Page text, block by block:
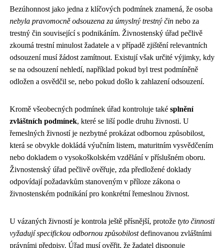
Bezúhonnost jako jedna z klíčových podmínek znamená, že osoba
nebyla pravomocně odsouzena za úmyslný trestný čin nebo za
trestný čin související s podnikáním. Živnostenský úřad pečlivě
zkoumá trestní minulost žadatele a v případě zjištění relevantních
odsouzení musí žádost zamítnout. Existují však určité výjimky, kdy
se na odsouzení nehledí, například pokud byl trest podmíněně
odložen a osvědčil se, nebo pokud došlo k zahlazení odsouzení.
Kromě všeobecných podmínek úřad kontroluje také splnění
zvláštních podmínek, které se liší podle druhu živnosti. U
řemeslných živností je nezbytné prokázat odbornou způsobilost,
která se obvykle dokládá výučním listem, maturitním vysvědčením
nebo dokladem o vysokoškolském vzdělání v příslušném oboru.
Živnostenský úřad pečlivě ověřuje, zda předložené doklady
odpovídají požadavkům stanoveným v příloze zákona o
živnostenském podnikání pro konkrétní řemeslnou živnost.
U vázaných živností je kontrola ještě přísnější, protože tyto činnosti
vyžadují specifickou odbornou způsobilostdefinovanou zvláštními
právními předpisy. Úřad musí ověřit, že žadatel disponuje